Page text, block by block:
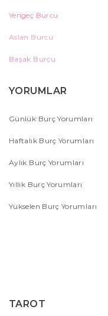
Yengeç Burcu
Aslan Burcu
Başak Burcu
YORUMLAR
Günlük Burç Yorumları
Haftalık Burç Yorumları
Aylık Burç Yorumları
Yıllık Burç Yorumları
Yükselen Burç Yorumları
TAROT